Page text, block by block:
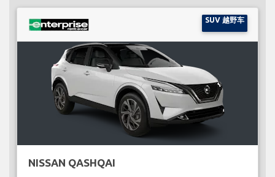
SUV 越野车
NISSAN QASHQAI